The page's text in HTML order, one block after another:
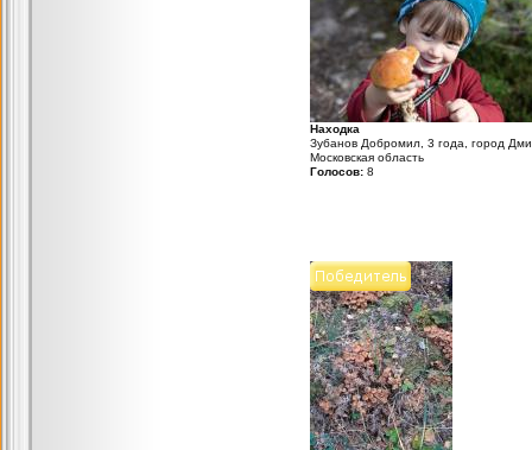
Находка
Зубанов Добромил, 3 года, город
Московская область
Голосов: 8